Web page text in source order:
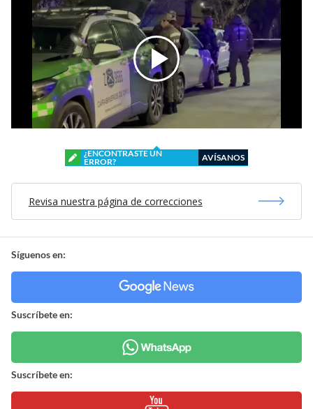
¿ENCONTRASTE UN
ERROR?
AVÍSANOS
Revisa nuestra página de correcciones
Síguenos en:
Suscríbete en:
Suscríbete en: